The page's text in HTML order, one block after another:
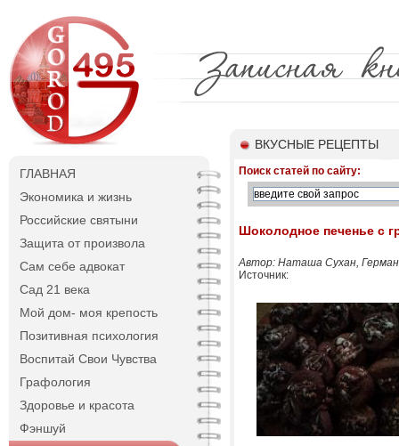
ГЛАВНАЯ
Экономика и жизнь
Российские святыни
Защита от произвола
Сам себе адвокат
Сад 21 века
Мой дом- моя крепость
Позитивная психология
Воспитай Свои Чувства
Графология
Здоровье и красота
Фэншуй
ВКУСНЫЕ РЕЦЕПТЫ
Поиск статей по сайту:
Шоколодное печенье с
Автор: Наташа Сухан,
Источник: